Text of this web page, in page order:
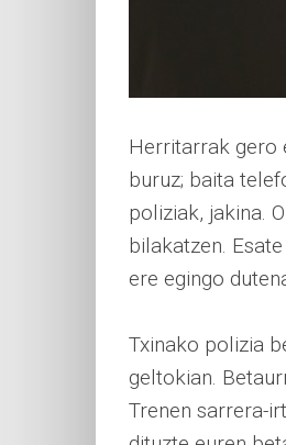
Herritarrak gero
buruz; baita
poliziak, jakina.
bilakatzen.
ere egingo
Txinako polizia
geltokian.
Trenen sarrera-